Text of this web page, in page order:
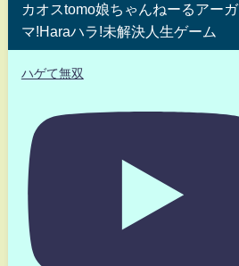
カオスtomo娘ちゃんねーるアーガ
マ!Haraハラ!未解決人生ゲーム
ハゲて無双